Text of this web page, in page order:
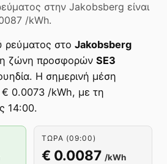
στην Jakobsberg είναι
/kWh.
ρεύματος στο Jakobsberg
ζώνη προσφορών SE3
Η σημερινή μέση
€ 0.0073 /kWh, με τη
14:00.
ΤΏΡΑ (09:00)
€ 0.0087 /kWh